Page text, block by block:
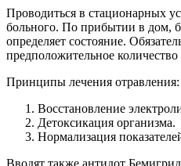
Проводиться в стационарных
больного. По прибытии в дом,
определяет состояние.
предположительное
Принципы лечения отравления:
Восстановление
Детоксикация организма.
Нормализация